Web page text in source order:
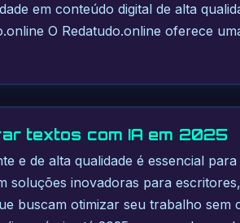
em conteúdo digital de alta
O Redatudo.online oferece
textos com IA em 2025
e de alta qualidade é essencial para
soluções inovadoras para escritores,
buscam otimizar seu trabalho sem